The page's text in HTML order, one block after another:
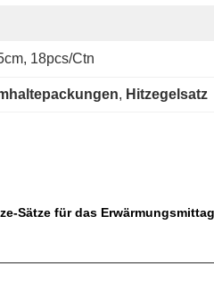
18pcs/ctn
, Hitzegelsatz
Sätze für das